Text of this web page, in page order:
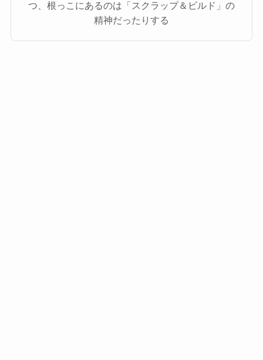
つ、根っこにあるのは「スクラップ＆ビルド」の
精神だったりする